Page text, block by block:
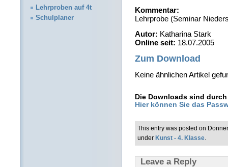
Kommentar:
Lehrprobe (Seminar
Autor: Katharina Stark
Online seit: 18.07.2005
Zum Download
Keine ähnlichen Artikel
Die Downloads sind
Hier können Sie das
This entry was posted on
under Kunst - 4. Klasse.
Leave a Reply
Lehrproben auf 4t
Schulplaner